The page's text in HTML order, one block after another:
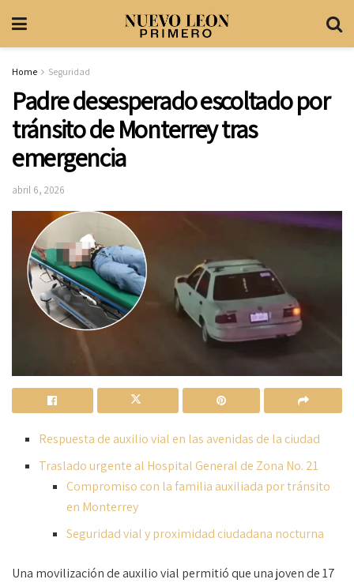
Home Seguridad
Padre desesperado escoltado por
tránsito de Monterrey tras
emergencia
abril 6, 2026
Respuesta de auxilio vial en las avenidas de la ciudad
Traslado urgente al Hospital General de Zona No. 21
Compromiso con la familia auxiliada por tránsito
en Monterrey
Seguridad vial y proximidad ciudadana nocturna
Una movilización de auxilio vial permitió que una joven de 17